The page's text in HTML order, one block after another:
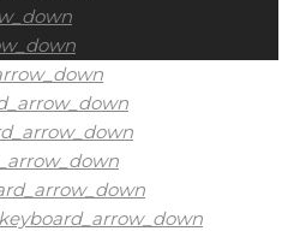
keyboard_arrow_down